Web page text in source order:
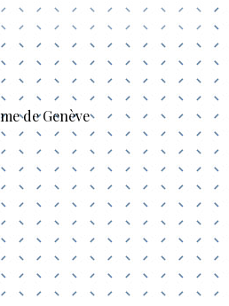
de Genève